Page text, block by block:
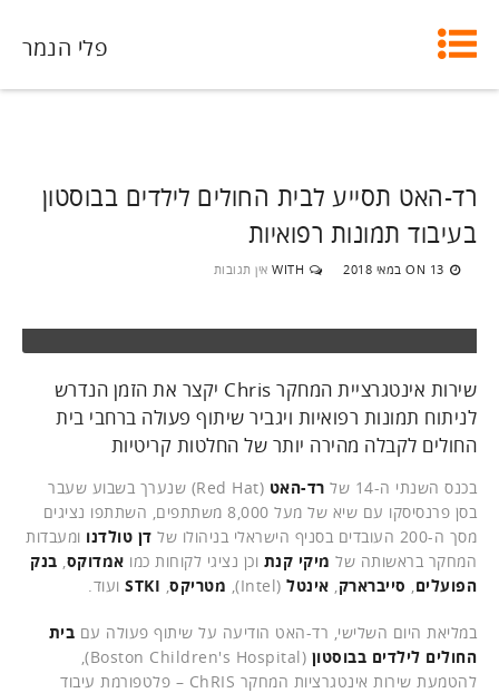
פלי הנמר
רד-האט תסייע לבית החולים לילדים בבוסטון
בעיבוד תמונות רפואיות
ON 13 במאי 2018 WITH אין תגובות
שירות אינטגרציית המחקר Chris יקצר את הזמן הנדרש
לניתוח תמונות רפואיות ויגביר שיתוף פעולה ברחבי בית
החולים לקבלה מהירה יותר של החלטות קריטיות
בכנס השנתי ה-14 של רד-האט
(Red Hat) שנערך בשבוע שעבר
בסן פרנסיסקו עם שיא של מעל 8,000 משתתפים, השתתפו נציגים
מסך ה-200 העובדים בסניף הישראלי בניהולו של
דן טולדנו ומעבדות
המחקר בראשותה של מיקי קנת וכן נציגי לקוחות כמו אמדוקס, בנק
הפועלים, סייברארק, אינטל (Intel), מטריקס,
STKI ועוד.
במליאת היום השלישי, רד-האט הודיעה על שיתוף פעולה עם בית
החולים לילדים בבוסטון
(Boston Children's Hospital),
להטמעת שירות אינטגרציות המחקר ChRIS – פלטפורמת עיבוד